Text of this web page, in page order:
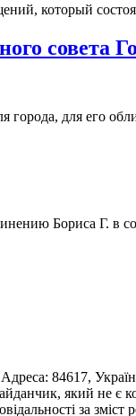
который
совета
города, для его
Бориса Г.
84617,
який не є
за